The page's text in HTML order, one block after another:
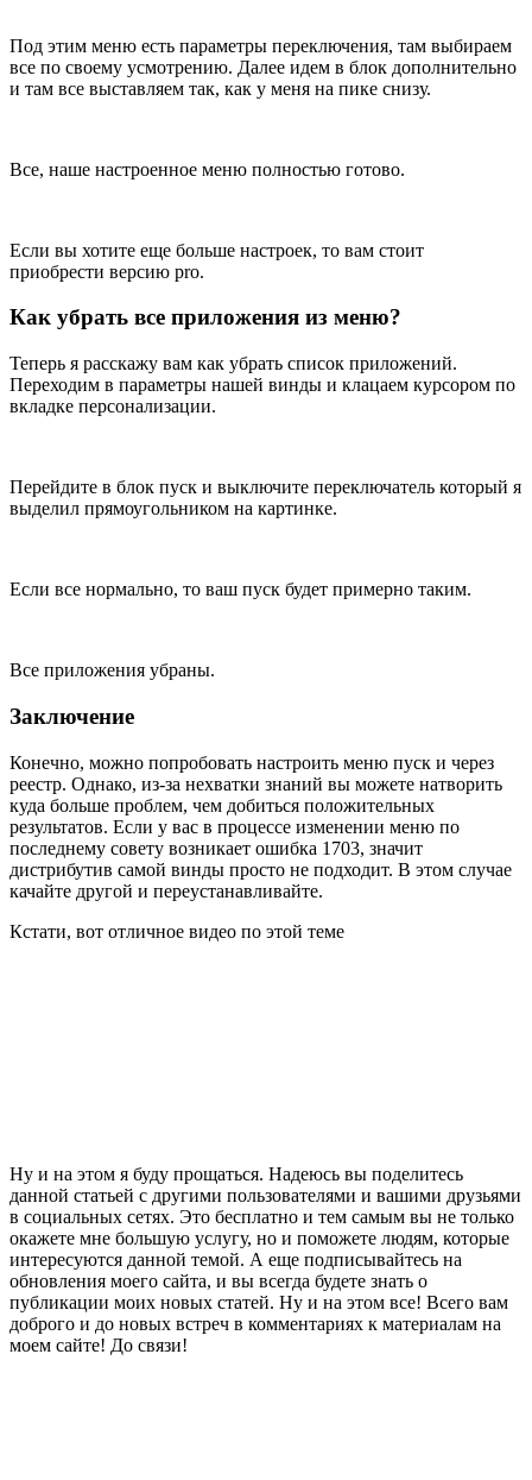
Под этим меню есть параметры переключения, там выбираем
все по своему усмотрению. Далее идем в блок дополнительно
и там все выставляем так, как у меня на пике снизу.
Все, наше настроенное меню полностью готово.
Если вы хотите еще больше настроек, то вам стоит
приобрести версию pro.
Как убрать все приложения из меню?
Теперь я расскажу вам как убрать список приложений.
Переходим в параметры нашей винды и клацаем курсором по
вкладке персонализации.
Перейдите в блок пуск и выключите переключатель который я
выделил прямоугольником на картинке.
Если все нормально, то ваш пуск будет примерно таким.
Все приложения убраны.
Заключение
Конечно, можно попробовать настроить меню пуск и через
реестр. Однако, из-за нехватки знаний вы можете натворить
куда больше проблем, чем добиться положительных
результатов. Если у вас в процессе изменении меню по
последнему совету возникает ошибка 1703, значит
дистрибутив самой винды просто не подходит. В этом случае
качайте другой и переустанавливайте.
Кстати, вот отличное видео по этой теме
Ну и на этом я буду прощаться. Надеюсь вы поделитесь
данной статьей с другими пользователями и вашими друзьями
в социальных сетях. Это бесплатно и тем самым вы не только
окажете мне большую услугу, но и поможете людям, которые
интересуются данной темой. А еще подписывайтесь на
обновления моего сайта, и вы всегда будете знать о
публикации моих новых статей. Ну и на этом все! Всего вам
доброго и до новых встреч в комментариях к материалам на
моем сайте! До связи!